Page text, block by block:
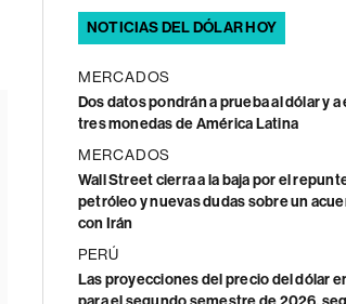
NOTICIAS DEL DÓLAR HOY
MERCADOS
Dos datos pondrán a prueba al dólar y a
tres monedas de América Latina
MERCADOS
Wall Street cierra a la baja por el
petróleo y nuevas dudas sobre un
con Irán
PERÚ
Las proyecciones del precio del dólar